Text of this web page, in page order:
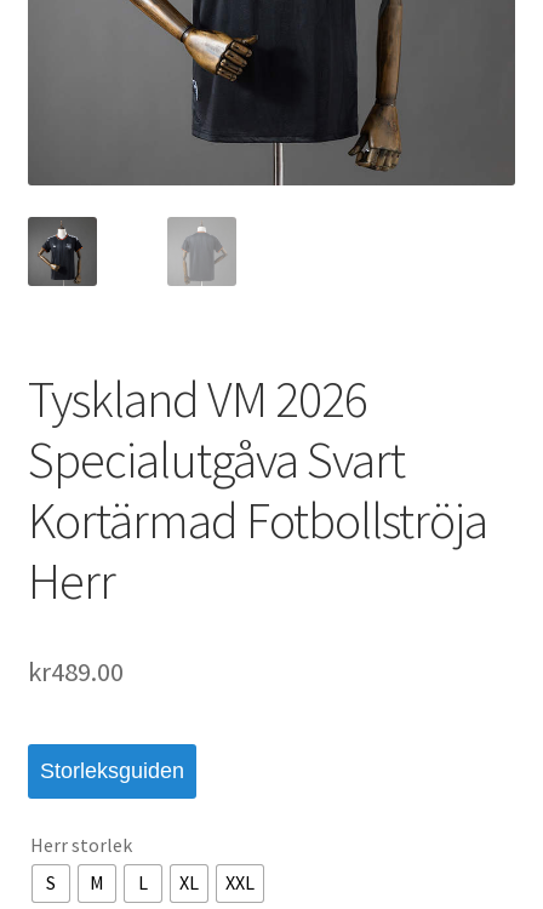
Tyskland VM 2026
Specialutgåva Svart
Kortärmad Fotbollströja
Herr
kr489.00
Storleksguiden
Herr storlek
S
M L XL XXL